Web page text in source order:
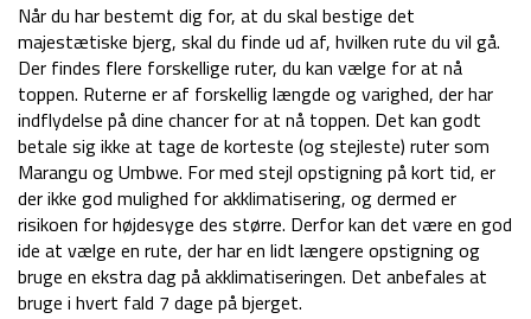
Når du har bestemt dig for, at du skal bestige det
majestætiske bjerg, skal du finde ud af, hvilken rute du vil gå.
Der findes flere forskellige ruter, du kan vælge for at nå
toppen. Ruterne er af forskellig længde og varighed, der har
indflydelse på dine chancer for at nå toppen. Det kan godt
betale sig ikke at tage de korteste (og stejleste) ruter som
Marangu og Umbwe. For med stejl opstigning på kort tid, er
der ikke god mulighed for akklimatisering, og dermed er
risikoen for højdesyge des større. Derfor kan det være en god
ide at vælge en rute, der har en lidt længere opstigning og
bruge en ekstra dag på akklimatiseringen. Det anbefales at
bruge i hvert fald 7 dage på bjerget.